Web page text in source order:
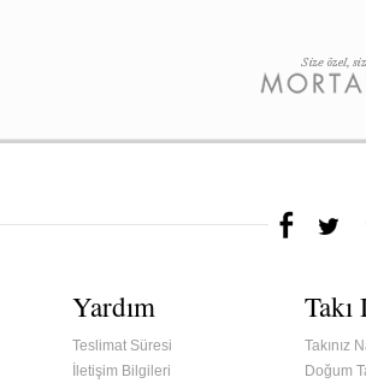
Yardım
Teslimat Süresi
İletişim Bilgileri
Takı
Takınız
Doğum